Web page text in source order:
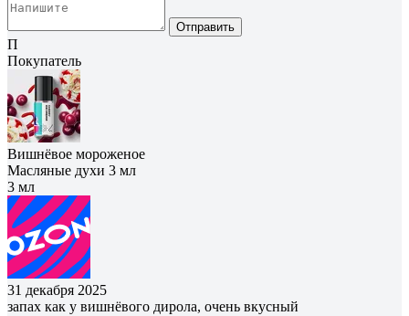
Отправить
П
Покупатель
Вишнёвое мороженое
Масляные духи 3 мл
3 мл
31 декабря 2025
запах как у вишнёвого дирола, очень вкусный